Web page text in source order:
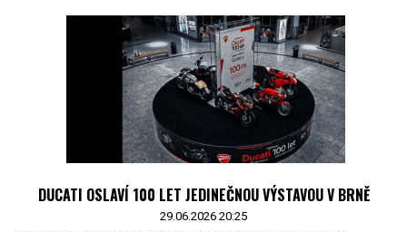
DUCATI OSLAVÍ 100 LET JEDINEČNOU VÝSTAVOU V BRNĚ
29.06.2026 20:25